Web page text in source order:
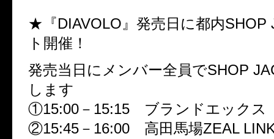
★『DIAVOLO』発売日に都内SHOP
ト開催！
発売当日にメンバー全員でSHOP
します
①15:00－15:15 ブランドエックス
②15:45－16:00 高田馬場ZEAL